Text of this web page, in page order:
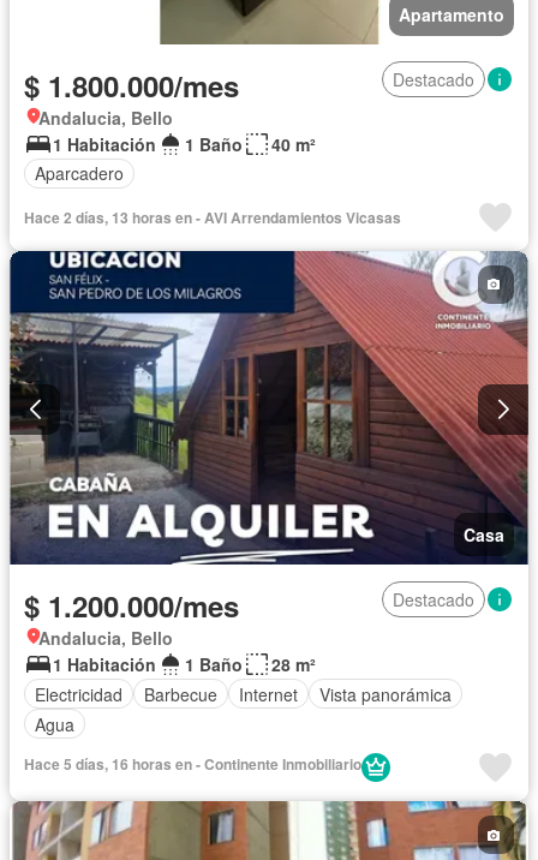
Apartamento
$ 1.800.000/mes
Destacado
Andalucia, Bello
1 Habitación
1 Baño
40 m²
Aparcadero
Hace 2 días, 13 horas en - AVI Arrendamientos Vicasas
Casa
$ 1.200.000/mes
Destacado
Andalucia, Bello
1 Habitación
1 Baño
28 m²
Electricidad
Barbecue Internet
Vista panorámica
Agua
Hace 5 días, 16 horas en - Continente Inmobiliario